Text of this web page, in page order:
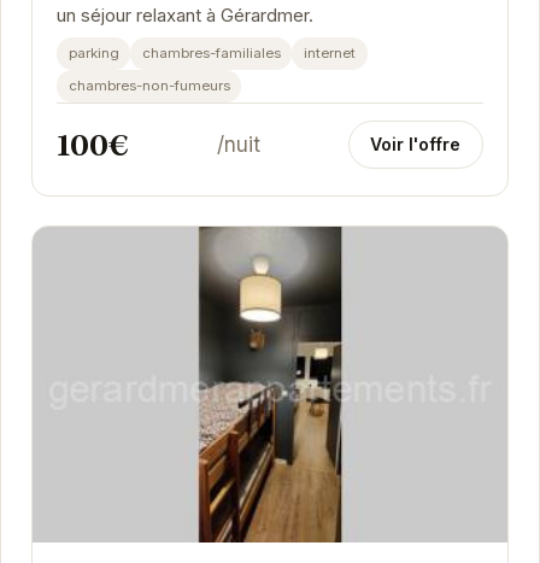
un séjour relaxant à Gérardmer.
parking chambres-familiales
internet
chambres-non-fumeurs
100€ /nuit Voir l'offre